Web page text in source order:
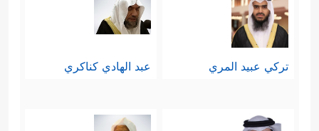
تركي عبيد المري عبد الهادي كناكري